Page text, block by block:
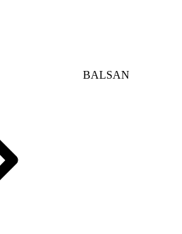
BALSAN